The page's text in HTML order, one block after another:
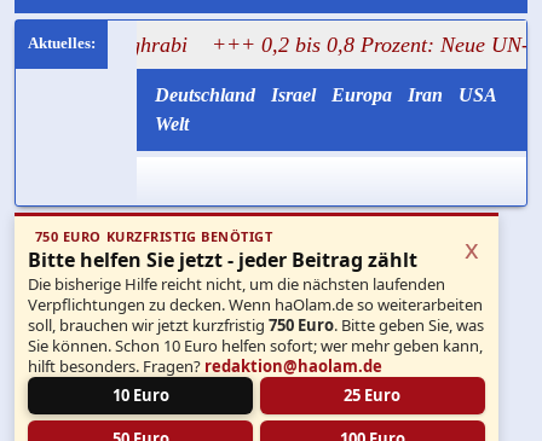
Mughrabi +++ 0,2 bis 0,8 Prozent: Neue UN-Daten
Deutschland Israel Europa Iran
USA
Welt
750 EURO KURZFRISTIG BENÖTIGT
Bitte helfen Sie jetzt - jeder Beitrag zählt
Die bisherige Hilfe reicht nicht, um die nächsten laufenden
Verpflichtungen zu decken. Wenn haOlam.de so weiterarbeiten
soll, brauchen wir jetzt kurzfristig750 Euro. Bitte geben Sie, was
Sie können. Schon 10 Euro helfen sofort; wer mehr geben kann,
hilft besonders. Fragen? redaktion@haolam.de
10 Euro
25 Euro
x